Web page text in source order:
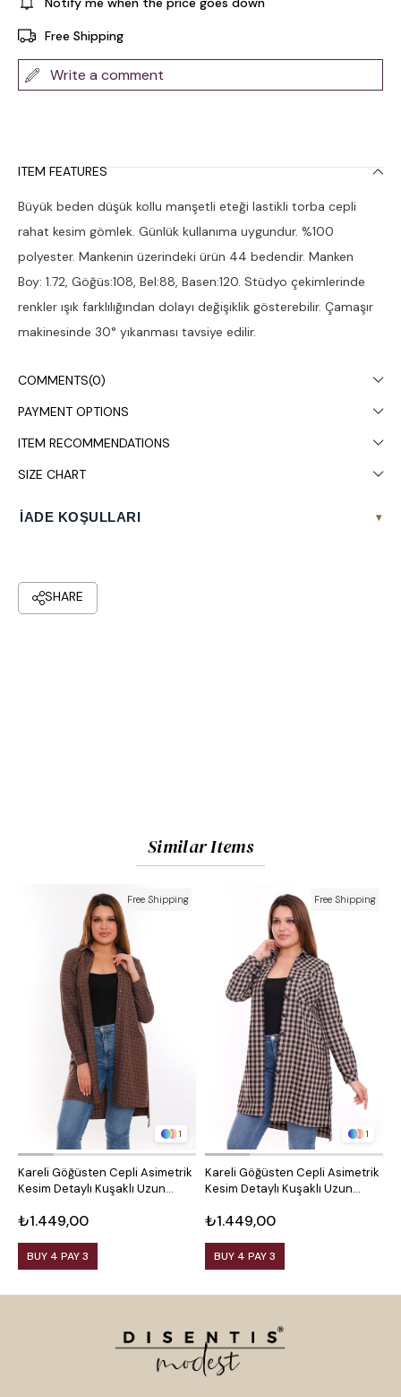
Free Shipping
Write a comment
ITEM FEATURES
Büyük beden düşük kollu manşetli eteği lastikli torba cepli
rahat kesim gömlek. Günlük kullanıma uygundur. %100
polyester. Mankenin üzerindeki ürün 44 bedendir. Manken
Boy: 1.72, Göğüs:108, Bel:88, Basen:120. Stüdyo çekimlerinde
renkler ışık farklılığından dolayı değişiklik gösterebilir. Çamaşır
makinesinde 30° yıkanması tavsiye edilir.
COMMENTS(0)
PAYMENT OPTIONS
ITEM RECOMMENDATIONS
SIZE CHART
İADE KOŞULLARI ▾
Similar Items
1
Kareli Göğüsten Cepli Asimetrik
Kesim Detaylı Kuşaklı Uzun
₺1.449,00
BUY 4 PAY 3
Free Shipping
1
Kareli Göğüsten Cepli Asimetrik
Kesim Detaylı Kuşaklı Uzun
₺1.449,00
BUY 4 PAY 3
Free Shipping